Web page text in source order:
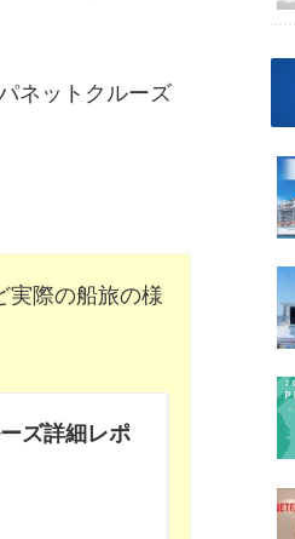
ネットクルーズ
実際の船旅の様
ズ詳細レポ